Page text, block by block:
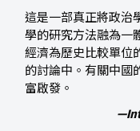
這是一部真正將政治
學的研究方法融為一
經濟為歷史比較單位
的討論中。有關中國
富啟發。